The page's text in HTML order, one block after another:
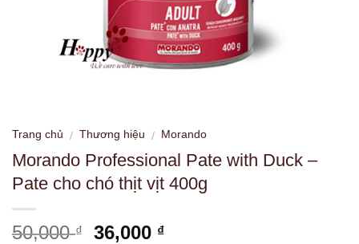
Trang chủ / Thương hiệu / Morando
Morando Professional Pate with Duck –
Pate cho chó thịt vịt 400g
50,000₫
Giá
36,000 ₫Giá